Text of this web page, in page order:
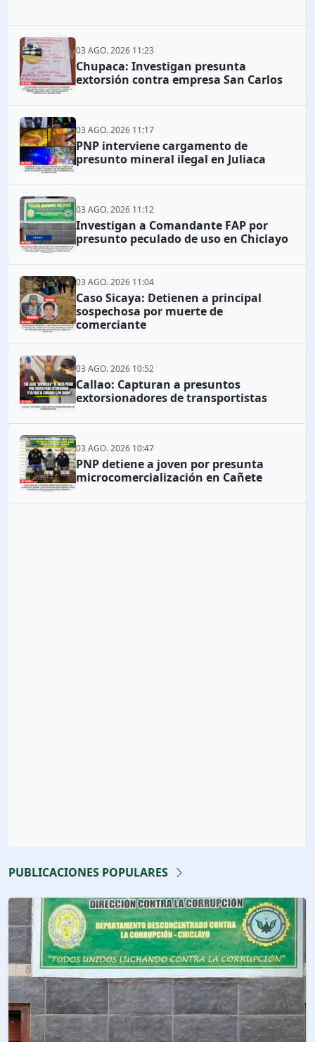
03 AGO. 2026 11:23
Chupaca: Investigan presunta
extorsión contra empresa San Carlos
03 AGO. 2026 11:17
PNP interviene cargamento de
presunto mineral ilegal en Juliaca
03 AGO. 2026 11:12
Investigan a Comandante FAP por
presunto peculado de uso en Chiclayo
03 AGO. 2026 11:04
Caso Sicaya: Detienen a principal
sospechosa por muerte de
comerciante
03 AGO. 2026 10:52
Callao: Capturan a presuntos
extorsionadores de transportistas
03 AGO. 2026 10:47
PNP detiene a joven por presunta
microcomercialización en Cañete
PUBLICACIONES POPULARES